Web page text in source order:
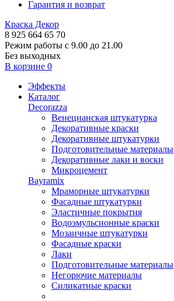
Гарантия и возврат
Краска Декор
8 925 664 65 70
Режим работы с 9.00 до 21.00
Без выходных
В корзине 0
Эффекты
Каталог
Decorazza
Венецианская штукатурка
Декоративные краски
Декоративные штукатурки
Подготовительные материалы
Декоративные лаки и воски
Микроцемент
Bayramix
Мраморные штукатурки
Фасадные штукатурки
Эластичные покрытия
Водоэмульсионные краски
Мозаичные штукатурки
Фасадные краски
Лаки
Подготовительные материалы
Негорючие материалы
Силикатные краски